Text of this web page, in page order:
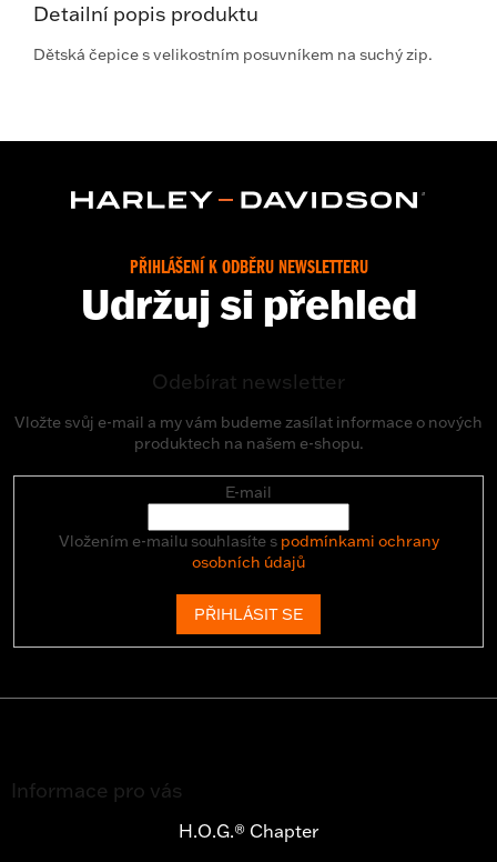
Detailní popis produktu
Dětská čepice s velikostním posuvníkem na suchý zip.
PŘIHLÁŠENÍ K ODBĚRU NEWSLETTERU
Udržuj si přehled
Odebírat newsletter
Vložte svůj e-mail a my vám budeme zasílat informace o nových
produktech na našem e-shopu.
E-mail
Vložením e-mailu souhlasíte s podmínkami ochrany
osobních údajů
PŘIHLÁSIT SE
Informace pro vás
H.O.G.® Chapter